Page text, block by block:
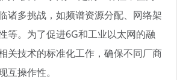
诸多挑战，如频谱资源分配、网络架
等。为了促进6G和工业以太网的融
关技术的标准化工作，确保不同厂商
互操作性。